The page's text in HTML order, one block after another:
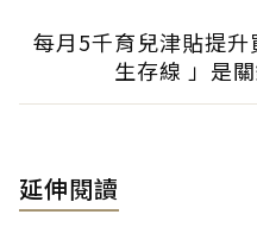
每月5千育兒津貼提
生存線 」是
延伸閱讀